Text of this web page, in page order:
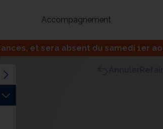
Accompagnement
Inspirez-vous du
et sera absent du samedi 1er